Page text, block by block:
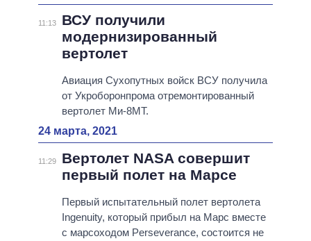
11:13
ВСУ получили
модернизированный
вертолет
Авиация Сухопутных войск ВСУ получила
от Укроборонпрома отремонтированный
вертолет Ми-8МТ.
24 марта, 2021
11:29
Вертолет NASA совершит
первый полет на Марсе
Первый испытательный полет вертолета
Ingenuity, который прибыл на Марс вместе
с марсоходом Perseverance, состоится не